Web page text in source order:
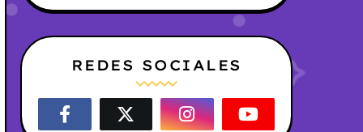
REDES SOCIALES